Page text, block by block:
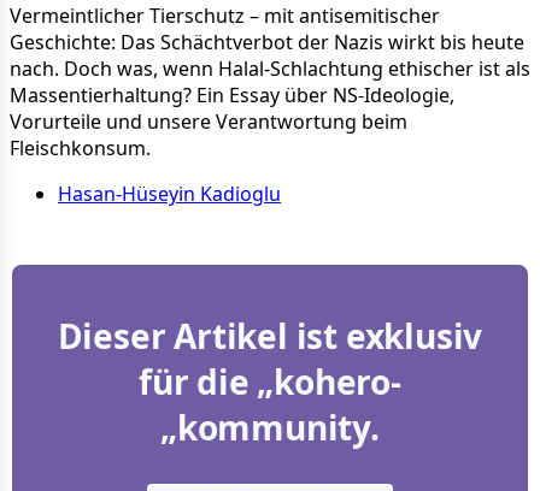
Vermeintlicher Tierschutz – mit antisemitischer
Geschichte: Das Schächtverbot der Nazis wirkt bis heute
nach. Doch was, wenn Halal-Schlachtung ethischer ist als
Massentierhaltung? Ein Essay über NS-Ideologie,
Vorurteile und unsere Verantwortung beim
Fleischkonsum.
Hasan-Hüseyin Kadioglu
Dieser Artikel ist exklusiv
für die „kohero-
„kommunity.